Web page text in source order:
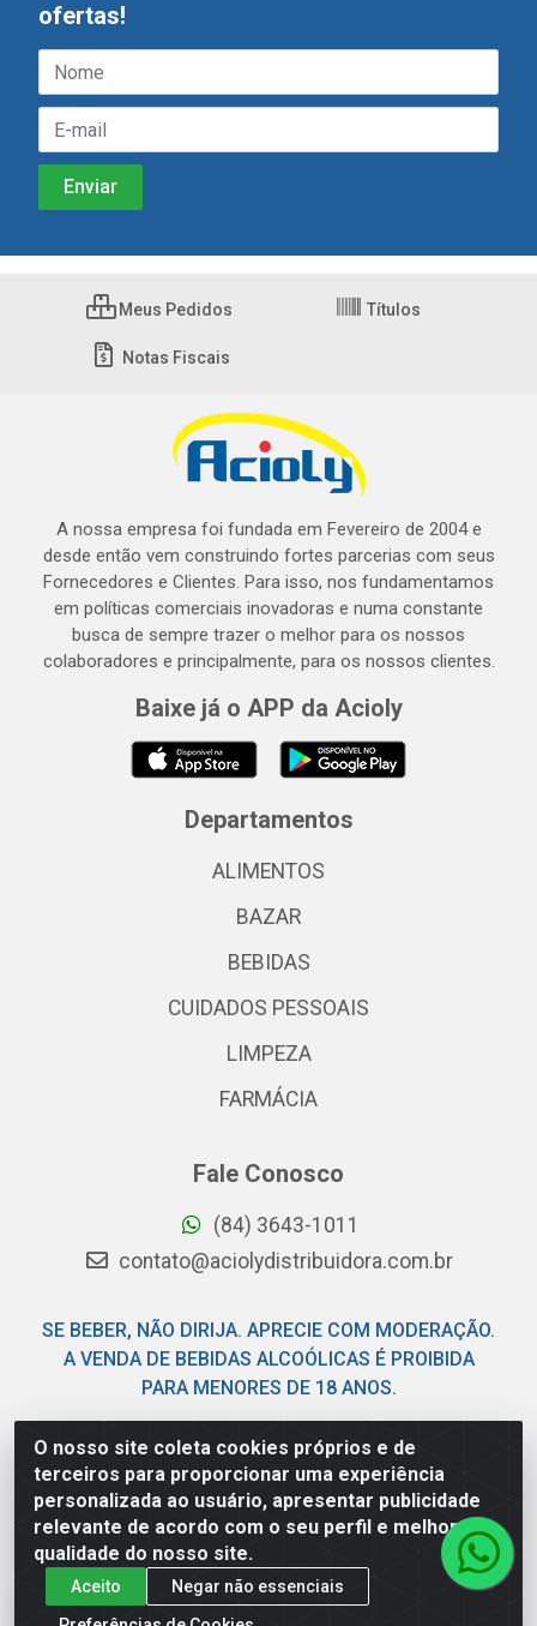
O nosso site coleta cookies próprios e de
terceiros para proporcionar uma experiência
personalizada ao usuário, apresentar publicidade
relevante de acordo com o seu perfil e melhorar a
qualidade do nosso site.
Aceito
Negar não essenciais
ofertas!
Meus Pedidos Títulos
Notas Fiscais
A nossa empresa foi fundada em Fevereiro de 2004 e
desde então vem construindo fortes parcerias com seus
Fornecedores e Clientes. Para isso, nos fundamentamos
em políticas comerciais inovadoras e numa constante
busca de sempre trazer o melhor para os nossos
colaboradores e principalmente, para os nossos clientes.
Baixe já o APP da Acioly
Departamentos
ALIMENTOS
BAZAR
BEBIDAS
CUIDADOS PESSOAIS
LIMPEZA
FARMÁCIA
Fale Conosco
(84) 3643-1011
contato@aciolydistribuidora.com.br
SE BEBER, NÃO DIRIJA. APRECIE COM MODERAÇÃO.
A VENDA DE BEBIDAS ALCOÓLICAS É PROIBIDA
PARA MENORES DE 18 ANOS.
Acioly Distribuidora - Av Piloto Pereira Tim - Parque de
Exposições - Parnamirim/RN - CEP 59146-480 - CNPJ
06.029.901/0001-92